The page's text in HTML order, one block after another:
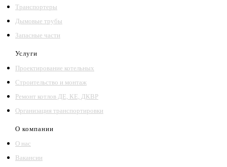
Транспортеры
Дымовые трубы
Запасные части
Услуги
Проектирование котельных
Строительство и монтаж
Ремонт котлов ДЕ, КЕ, ДКВР
Организация транспортировки
О компании
О нас
Вакансии